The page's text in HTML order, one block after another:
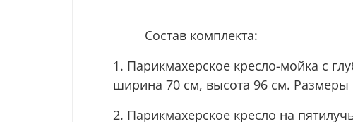
Состав комплекта:
1. Парикмахерское кресло-мойка с
ширина 70 см, высота 96 см.
2. Парикмахерское кресло на